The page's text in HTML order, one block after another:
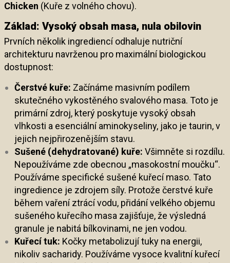
Chicken (Kuře z volného chovu).
Základ: Vysoký obsah masa, nula obilovin
Prvních několik ingrediencí odhaluje nutriční
architekturu navrženou pro maximální biologickou
dostupnost:
Čerstvé kuře: Začínáme masivním podílem
skutečného vykostěného svalového masa. Toto je
primární zdroj, který poskytuje vysoký obsah
vlhkosti a esenciální aminokyseliny, jako je taurin, v
jejich nejpřirozenějším stavu.
Sušené (dehydratované) kuře: Všimněte si rozdílu.
Nepoužíváme zde obecnou „masokostní moučku“.
Používáme specifické sušené kuřecí maso. Tato
ingredience je zdrojem síly. Protože čerstvé kuře
během vaření ztrácí vodu, přidání velkého objemu
sušeného kuřecího masa zajišťuje, že výsledná
granule je nabitá bílkovinami, ne jen vodou.
Kuřecí tuk: Kočky metabolizují tuky na energii,
nikoliv sacharidy. Používáme vysoce kvalitní kuřecí